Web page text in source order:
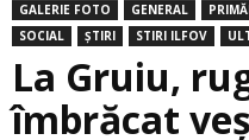
GALERIE FOTO
GENERAL
SOCIAL
ȘTIRI STIRI ILFOV
La Gruiu,
îmbrăcat